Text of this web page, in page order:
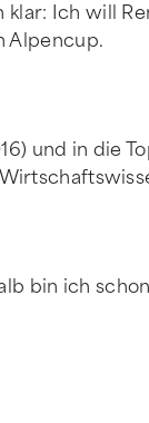
Ich will
Alpencup.
und in die
bin ich